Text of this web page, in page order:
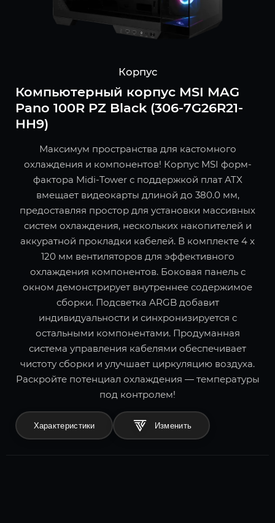
Корпус
Компьютерный корпус MSI MAG
Pano 100R PZ Black (306-7G26R21-
HH9)
Максимум пространства для кастомного
охлаждения и компонентов! Корпус MSI форм-
фактора Midi-Tower с поддержкой плат ATX
вмещает видеокарты длиной до 380.0 мм,
предоставляя простор для установки массивных
систем охлаждения, нескольких накопителей и
аккуратной прокладки кабелей. В комплекте 4 x
120 мм вентиляторов для эффективного
охлаждения компонентов. Боковая панель с
окном демонстрирует внутреннее содержимое
сборки. Подсветка ARGB добавит
индивидуальности и синхронизируется с
остальными компонентами. Продуманная
система управления кабелями обеспечивает
чистоту сборки и улучшает циркуляцию воздуха.
Раскройте потенциал охлаждения — температуры
под контролем!
Характеристики